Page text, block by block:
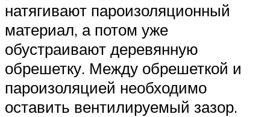
натягивают пароизоляционный
материал, а потом уже
обустраивают деревянную
обрешетку. Между обрешеткой и
пароизоляцией необходимо
оставить вентилируемый зазор.